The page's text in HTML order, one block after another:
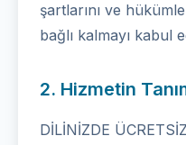
şartlarını ve
bağlı kalmayı kabul
2. Hizmetin
DİLİNİZDE